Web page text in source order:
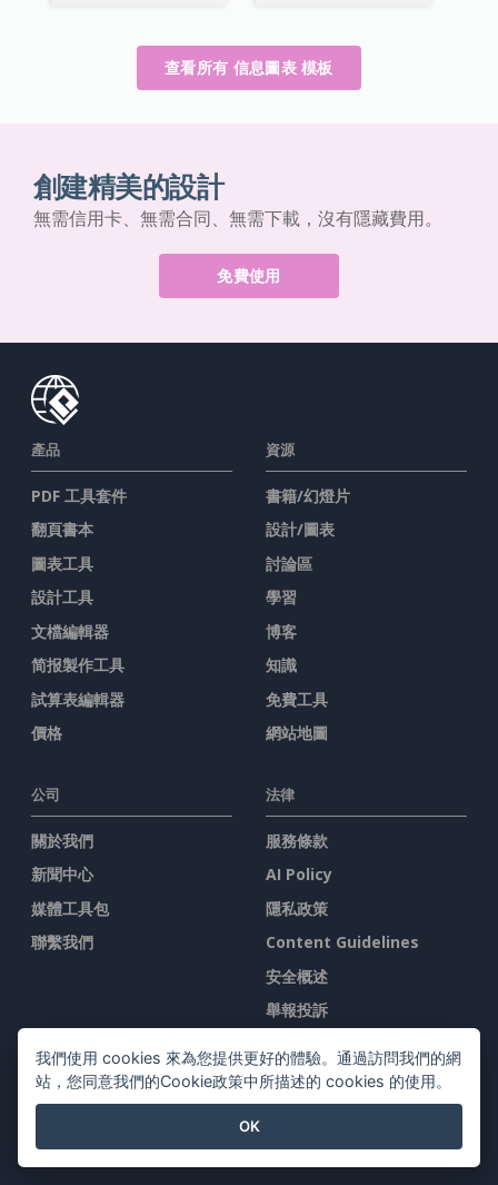
查看所有 信息圖表 模板
創建精美的設計
無需信用卡、無需合同、無需下載，沒有隱藏費用。
免費使用
產品
PDF 工具套件
翻頁書本
圖表工具
設計工具
文檔編輯器
简报製作工具
試算表編輯器
價格
資源
書籍/幻燈片
設計/圖表
討論區
學習
博客
知識
免費工具
網站地圖
公司
關於我們
新聞中心
媒體工具包
聯繫我們
法律
服務條款
AI Policy
隱私政策
Content Guidelines
安全概述
舉報投訴
與我們聯系
我們使用 cookies 來為您提供更好的體驗。通過訪問我們的網
站，您同意我們的Cookie政策中所描述的 cookies 的使用。
OK